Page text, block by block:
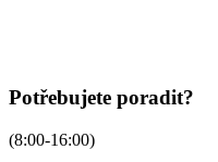
Potřebujete poradit?
(8:00-16:00)